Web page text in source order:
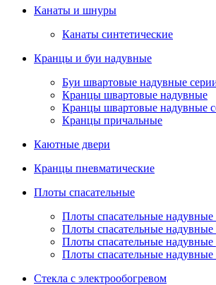
Канаты и шнуры
Канаты синтетические
Кранцы и буи надувные
Буи швартовые надувные
Кранцы швартовые надувные
Кранцы швартовые надувные
Кранцы причальные
Каютные двери
Кранцы пневматические
Плоты спасательные
Плoты cпaсaтeльныe
Плоты спасательные
Плоты cпасательные
Плоты cпасательные
Стекла с электрообогревом